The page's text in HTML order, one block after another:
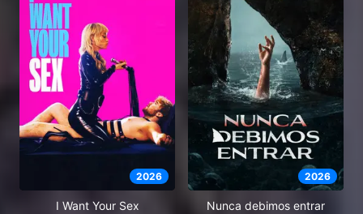
2026
I Want Your Sex
2026
Nunca debimos entrar